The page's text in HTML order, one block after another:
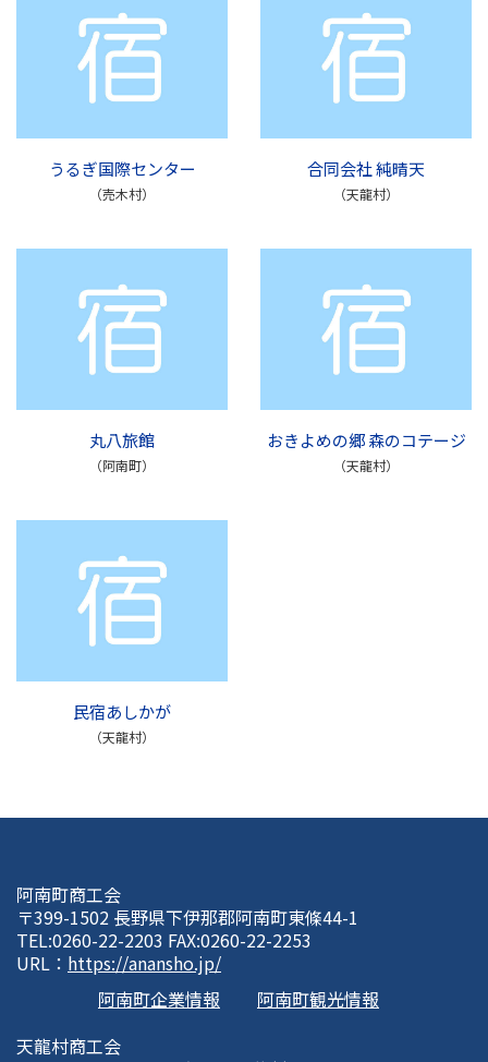
うるぎ国際センター
（売木村）
合同会社 純晴天
（天龍村）
丸八旅館
（阿南町）
おきよめの郷 森のコテージ
（天龍村）
民宿あしかが
（天龍村）
阿南町商工会
〒399-1502 長野県下伊那郡阿南町東條44-1
TEL:0260-22-2203 FAX:0260-22-2253
URL： https://anansho.jp/
阿南町企業情報
阿南町観光情報
天龍村商工会